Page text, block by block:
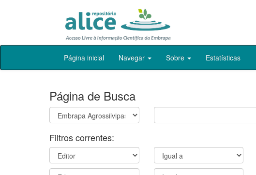
Skip
Página inicial Navegar Sobre Estatísticas
Página de Busca
Filtros correntes: